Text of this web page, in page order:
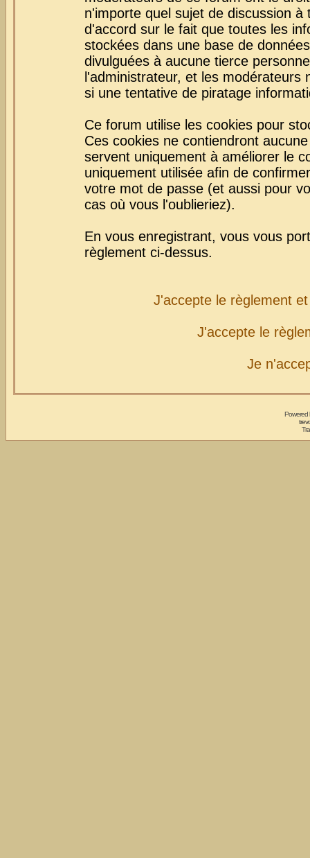
n'importe quel sujet de discussion
d'accord sur le fait que toutes les
stockées dans une base de
divulguées à aucune tierce
l'administrateur, et les
si une tentative de piratage
Ce forum utilise les cookies pour
Ces cookies ne contiendront
servent uniquement à améliorer le
uniquement utilisée afin de
votre mot de passe (et aussi pour
cas où vous l'oublieriez).
En vous enregistrant, vous vous
règlement ci-dessus.
J'accepte le règlement
J'accepte le
Je
Powered